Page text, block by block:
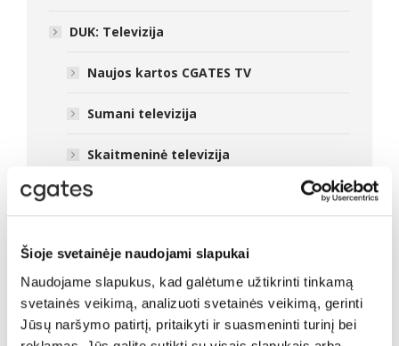
Šioje svetainėje naudojami slapukai
Naudojame slapukus, kad galėtume užtikrinti tinkamą
svetainės veikimą, analizuoti svetainės veikimą, gerinti
Jūsų naršymo patirtį, pritaikyti ir suasmeninti turinį bei
DUK: Televizija
Naujos kartos CGATES TV
Sumani televizija
Skaitmeninė televizija
DUK: Sutartys
Įrangos komplektacija
Savitarnos svetainė